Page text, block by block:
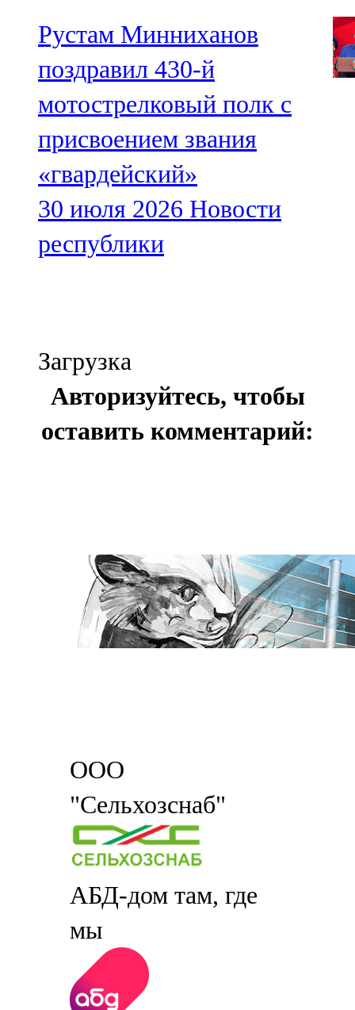
Рустам Минниханов
поздравил 430-й
мотострелковый полк с
присвоением звания
«гвардейский»
30 июля 2026 Новости
республики
Загрузка
Авторизуйтесь, чтобы
оставить комментарий:
ООО
"Сельхозснаб"
АБД-дом там, где
мы